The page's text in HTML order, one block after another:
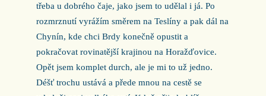
třeba u dobrého čaje, jako jsem to udělal i já. Po
rozmrznutí vyrážím směrem na Teslíny a pak dál na
Chynín, kde chci Brdy konečně opustit a
pokračovat rovinatější krajinou na Horažďovice.
Opět jsem komplet durch, ale je mi to už jedno.
Déšť trochu ustává a přede mnou na cestě se